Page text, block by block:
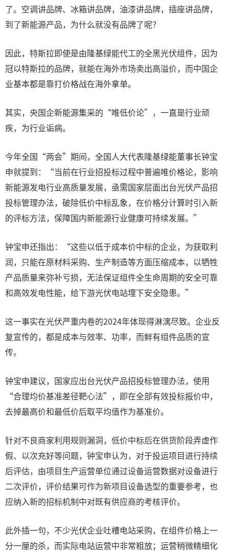
了。空调讲品牌、冰箱讲品牌，油漆讲品牌，插座讲品牌，
到了新能源产品，为什么就没有品牌了呢？
因此，特斯拉即使是由隆基绿能代工的全黑光伏组件，因为
冠以特斯拉的品牌，就能在海外市场卖出高溢价，而中国企
业基本都是靠打价格战在海外拿单。
其实，央国企新能源集采的“唯低价论”，一直是行业顽
疾，为行业诟病。
今年全国“两会”期间，全国人大代表隆基绿能董事长钟宝
申就提到：“当前在行业招投标过程中普遍唯价格论，影响
新能源发电行业高质量发展，亟需国家层面出台光伏产品招
投标管理办法，破除低价中标乱象，在价格分计算时引入新
的评标方法，保障国内新能源行业健康可持续发展。”
钟宝申还指出：“这些以低于成本价中标的企业，为获取利
润，只能在原材料采购、生产制造等方面压缩成本，以牺牲
产品质量来弥补亏损，无法保证组件全生命周期的安全可靠
和高效发电性能，给下游光伏电站埋下安全隐患。”
这一事实在光伏严重内卷的2024年体现得淋漓尽致。企业反
复宣传的，都是成本与效率、功率，而鲜有组件品质的宣
传。
钟宝申建议，国家应出台光伏产品招投标管理办法，使用
“合理均价基准差径靶心法”，即在全部有效投标报价中，
去掉最高价和最低价后取平均值作为基准价。
针对不良商家利用规则漏洞，低价中标后在供货阶段弄虚作
假、以次充好等问题，钟宝申认为，对于投运项目进行持续
后评估，由项目生产运营单位通过设备运营数据对设备进行
二次评价，评价结果可作为新项目设备选型的重要参考，也
应纳入新的招标机制中对既有供应商的考核评价。
此外插一句，不少光伏企业吐槽电站采购，在组件价格上一
分一厘的杀，而实际电站运营中非常粗放；运营稍微精细化